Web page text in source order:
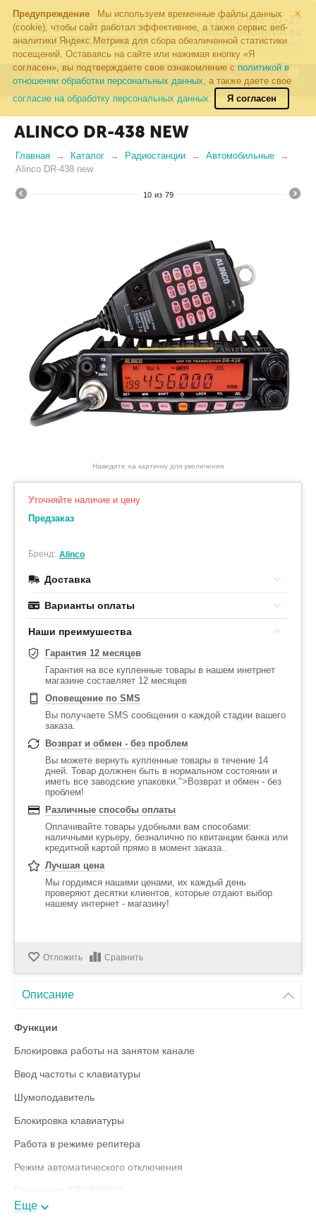
×
Предупреждение
Мы используем временные файлы данных
(cookie), чтобы сайт работал эффективнее, а также сервис веб-
аналитики Яндекс.Метрика для сбора обезличенной статистики
посещений. Оставаясь на сайте или нажимая кнопку «Я
согласен», вы подтверждаете свое ознакомление с политикой в
отношении обработки персональных данных, а также даете свое
согласие на обработку персональных данных.
Я согласен
8 (495) 502-57-27
info@radiodigital.ru
Контакты Перезвонить
КАТАЛОГ
ТОВАРОВ
ALINCO DR-438 NEW
Главная Каталог Радиостанции
Автомобильные
Alinco DR-438 new
10 из 79
Наведите на картинку для увеличения
Уточняйте наличие и цену
Предзаказ
Бренд: Alinco
Доставка
Варианты оплаты
Наши преимушества
Гарантия 12 месяцев
Гарантия на все купленные товары в нашем инетрнет
магазине составляет 12 месяцев
Оповещение по SMS
Вы получаете SMS сообщения о каждой стадии вашего
заказа.
Возврат и обмен - без проблем
Вы можете вернуть купленные товары в течение 14
дней. Товар должнен быть в нормальном состоянии и
иметь все заводские упаковки.">Возврат и обмен - без
проблем!
Различные способы оплаты
Оплачивайте товары удобными вам способами:
наличными курьеру, безналично по квитанции банка или
кредитной картой прямо в момент заказа..
Лучшая цена
Мы гордимся нашими ценами, их каждый день
проверяют десятки клиентов, которые отдают выбор
нашему интернет - магазину!
Отложить Сравнить
Описание
Функции
Блокировка работы на занятом канале
Ввод частоты с клавиатуры
Шумоподавитель
Блокировка клавиатуры
Работа в режиме репитера
Режим автоматического отключения
Поддержка CTCSS/DCS
Индикация уровня принимаемого сигнала
Еще